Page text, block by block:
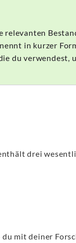
relevanten
in kurzer
du verwendest,
drei
du mit deiner